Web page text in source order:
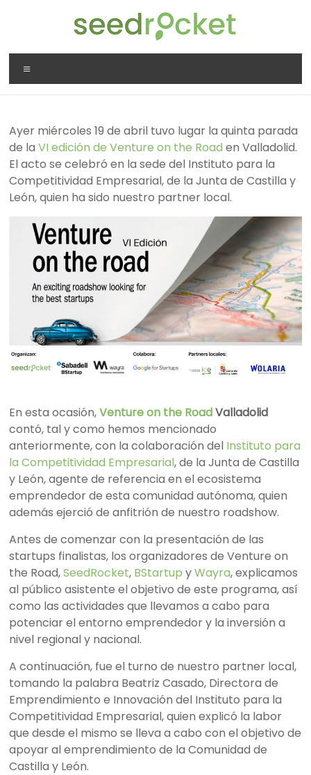
SeedRocket
La
que
nació
en
España
para
inicial
Ayer miércoles 19 de abril tuvo lugar la quinta parada
de laVI edición de Venture on the Road en Valladolid.
El acto se celebró en la sede del Instituto para la
Competitividad Empresarial, de la Junta de Castilla y
León, quien ha sido nuestro partner local.
En esta ocasión,Venture on the RoadValladolid
contó, tal y como hemos mencionado
anteriormente, con la colaboración del Instituto para
la Competitividad Empresarial, de la Junta de Castilla
y León, agente de referencia en el ecosistema
emprendedor de esta comunidad autónoma, quien
además ejerció de anfitrión de nuestro roadshow.
Antes de comenzar con la presentación de las
startups finalistas, los organizadores de Venture on
the Road,SeedRocket, BStartup yWayra, explicamos
al público asistente el objetivo de este programa, así
como las actividades que llevamos a cabo para
potenciar el entorno emprendedor y la inversión a
nivel regional y nacional.
A continuación, fue el turno de nuestro partner local,
tomando la palabra Beatriz Casado, Directora de
Emprendimiento e Innovación del Instituto para la
Competitividad Empresarial, quien explicó la labor
que desde el mismo se lleva a cabo con el objetivo de
apoyar al emprendimiento de la Comunidad de
Castilla y León.